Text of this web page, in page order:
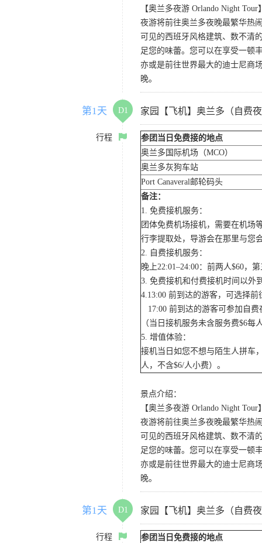
【奥兰多夜游 Orlando Night Tour
夜游将前往奥兰多夜晚最繁华热
可见的西班牙风格建筑、数不清
足您的味蕾。您可以在享受一顿
亦或是前往世界最大的迪士尼商
晚。
第1天 D1 家园【飞机】奥兰多（自费
行程
参团当日免费接的地点
奥兰多国际机场（MCO）
奥兰多灰狗车站
Port Canaveral邮轮码头
备注：
1. 免费接机服务：
团体免费机场接机，需要在机场
行李提取处，导游会在那里与您
2. 自费接机服务：
晚上22:01–24:00：前两人$60，
3. 免费接机和付费接机时间以外
4.13:00 前到达的游客，可选择
17:00 前到达的游客可参加自
（当日接机服务未含服务费$6每
5. 增值体验：
接机当日如您不想与陌生人拼车
人，不含$6/人小费）。
景点介绍：
【奥兰多夜游 Orlando Night Tour
夜游将前往奥兰多夜晚最繁华热
可见的西班牙风格建筑、数不清
足您的味蕾。您可以在享受一顿
亦或是前往世界最大的迪士尼商
晚。
第1天 D1 家园【飞机】奥兰多（自费
行程 参团当日免费接的地点